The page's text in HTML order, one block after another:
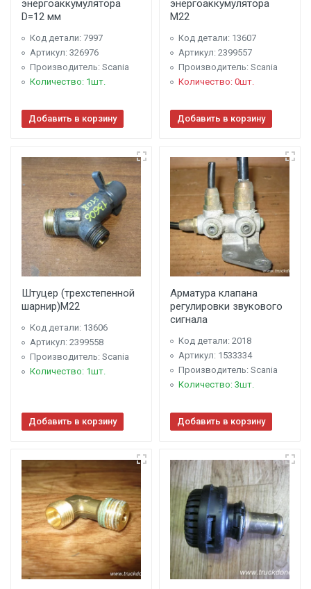
энергоаккумулятора
D=12 мм
Код детали: 7997
Артикул: 326976
Производитель: Scania
Количество: 1шт.
Добавить в корзину
энергоаккумулятора
M22
Код детали: 13607
Артикул: 2399557
Производитель: Scania
Количество: 0шт.
Добавить в корзину
Штуцер (трехстепенной
шарнир)M22
Код детали: 13606
Артикул: 2399558
Производитель: Scania
Количество: 1шт.
Добавить в корзину
Арматура клапана
регулировки звукового
сигнала
Код детали: 2018
Артикул: 1533334
Производитель: Scania
Количество: 3шт.
Добавить в корзину